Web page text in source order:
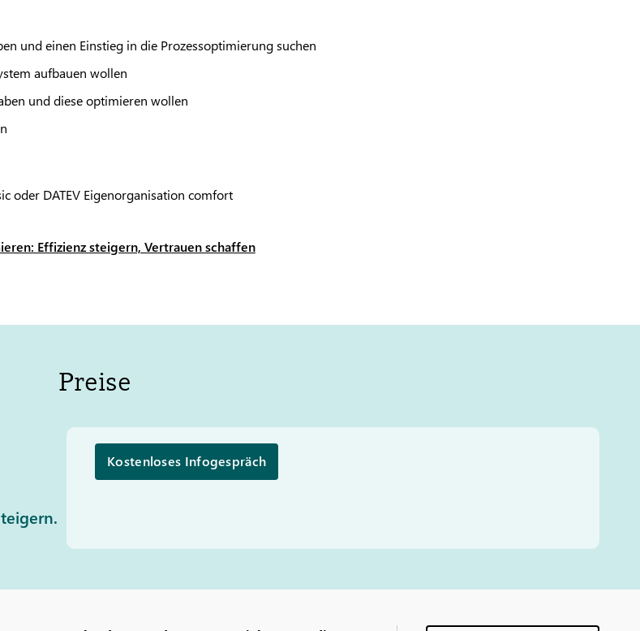
und einen Einstieg in die Prozessoptimierung suchen
aufbauen wollen
und diese optimieren wollen
oder DATEVEigenorganisation comfort
Effizienz steigern, Vertrauen schaffen
Preise
Kostenloses Infogespräch